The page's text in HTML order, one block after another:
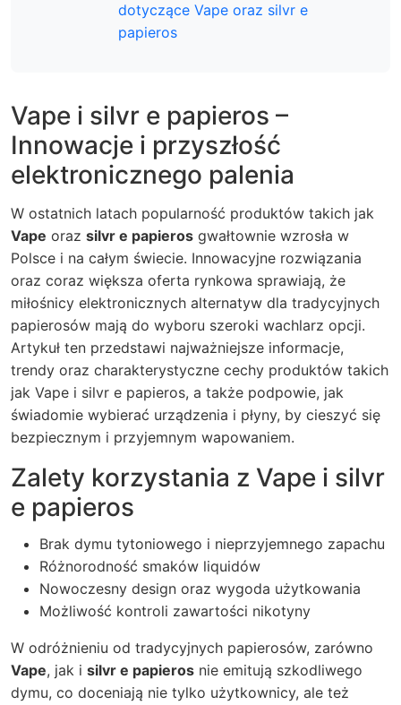
dotyczące Vape oraz silvr e
papieros
Vape i silvr e papieros –
Innowacje i przyszłość
elektronicznego palenia
W ostatnich latach popularność produktów takich jak
Vape oraz silvr e papieros gwałtownie wzrosła w
Polsce i na całym świecie. Innowacyjne rozwiązania
oraz coraz większa oferta rynkowa sprawiają, że
miłośnicy elektronicznych alternatyw dla tradycyjnych
papierosów mają do wyboru szeroki wachlarz opcji.
Artykuł ten przedstawi najważniejsze informacje,
trendy oraz charakterystyczne cechy produktów takich
jak Vape i silvr e papieros, a także podpowie, jak
świadomie wybierać urządzenia i płyny, by cieszyć się
bezpiecznym i przyjemnym wapowaniem.
Zalety korzystania z Vape i silvr
e papieros
Brak dymu tytoniowego i nieprzyjemnego zapachu
Różnorodność smaków liquidów
Nowoczesny design oraz wygoda użytkowania
Możliwość kontroli zawartości nikotyny
W odróżnieniu od tradycyjnych papierosów, zarówno
Vape, jak i silvr e papieros nie emitują szkodliwego
dymu, co doceniają nie tylko użytkownicy, ale też